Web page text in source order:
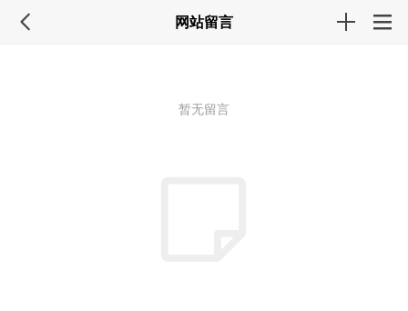
网站留言
暂无留言